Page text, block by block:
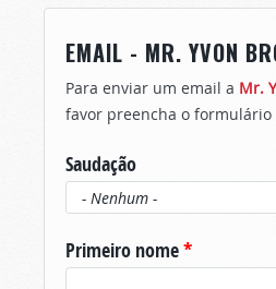
EMAIL - MR. YVON
Para enviar um email a Mr.
favor preencha o formulário
Saudação
Primeiro nome*